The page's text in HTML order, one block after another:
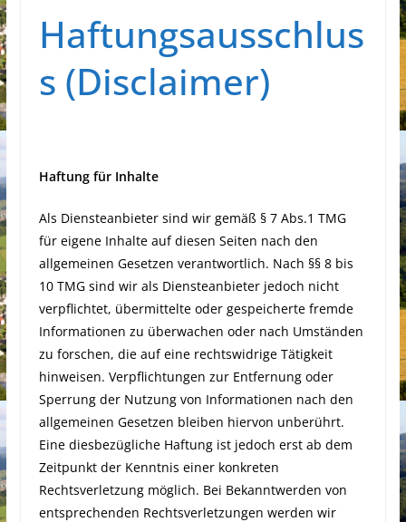
Haftungsausschlus
s (Disclaimer)
Haftung für Inhalte
Als Diensteanbieter sind wir gemäß § 7 Abs.1 TMG
für eigene Inhalte auf diesen Seiten nach den
allgemeinen Gesetzen verantwortlich. Nach §§ 8 bis
10 TMG sind wir als Diensteanbieter jedoch nicht
verpflichtet, übermittelte oder gespeicherte fremde
Informationen zu überwachen oder nach Umständen
zu forschen, die auf eine rechtswidrige Tätigkeit
hinweisen. Verpflichtungen zur Entfernung oder
Sperrung der Nutzung von Informationen nach den
allgemeinen Gesetzen bleiben hiervon unberührt.
Eine diesbezügliche Haftung ist jedoch erst ab dem
Zeitpunkt der Kenntnis einer konkreten
Rechtsverletzung möglich. Bei Bekanntwerden von
entsprechenden Rechtsverletzungen werden wir